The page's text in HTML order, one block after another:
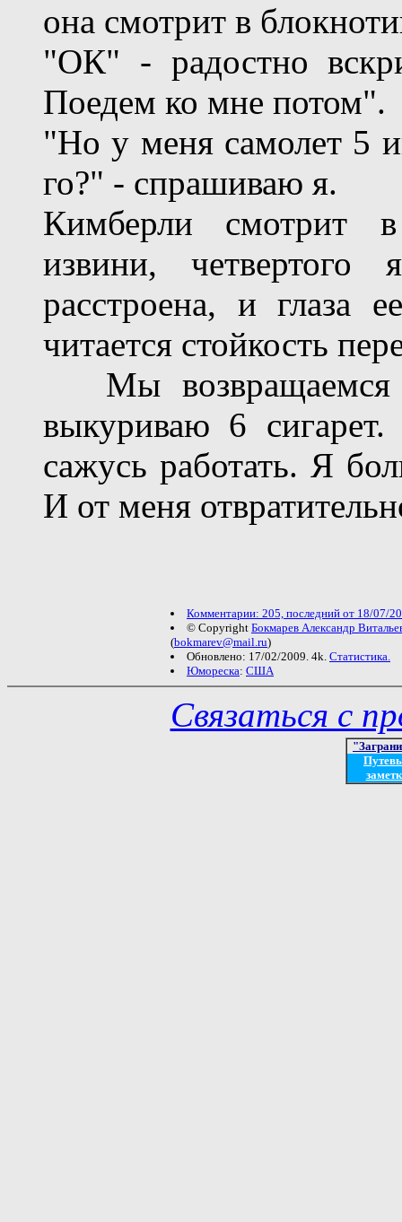
она смотрит в
"ОК" - радостно
Поедем ко мне потом".
"Но у меня самолет 5
го?" - спрашиваю я.
Кимберли смотрит
извини,
расстроена, и глаза
читается стойкость
Мы возвращаемся
выкуриваю 6
сажусь работать. Я
И от меня
Комментарии: 205, последний от 18/07/
© Copyright Бокмарев Александр
(bokmarev@mail.ru)
Обновлено: 17/02/2009. 4k. Статистика.
Юмореска: США
Связаться с